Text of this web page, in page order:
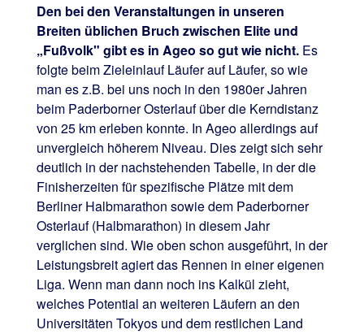
Den bei den Veranstaltungen in unseren
Breiten üblichen Bruch zwischen Elite und
„Fußvolk" gibt es in Ageo so gut wie nicht.Es
folgte beim Zieleinlauf Läufer auf Läufer, so wie
man es z.B. bei uns noch in den 1980er Jahren
beim Paderborner Osterlauf über die Kerndistanz
von 25 km erleben konnte. In Ageo allerdings auf
unvergleich höherem Niveau. Dies zeigt sich sehr
deutlich in der nachstehenden Tabelle, in der die
Finisherzeiten für spezifische Plätze mit dem
Berliner Halbmarathon sowie dem Paderborner
Osterlauf (Halbmarathon) in diesem Jahr
verglichen sind. Wie oben schon ausgeführt, in der
Leistungsbreit agiert das Rennen in einer eigenen
Liga. Wenn man dann noch ins Kalkül zieht,
welches Potential an weiteren Läufern an den
Universitäten Tokyos und dem restlichen Land